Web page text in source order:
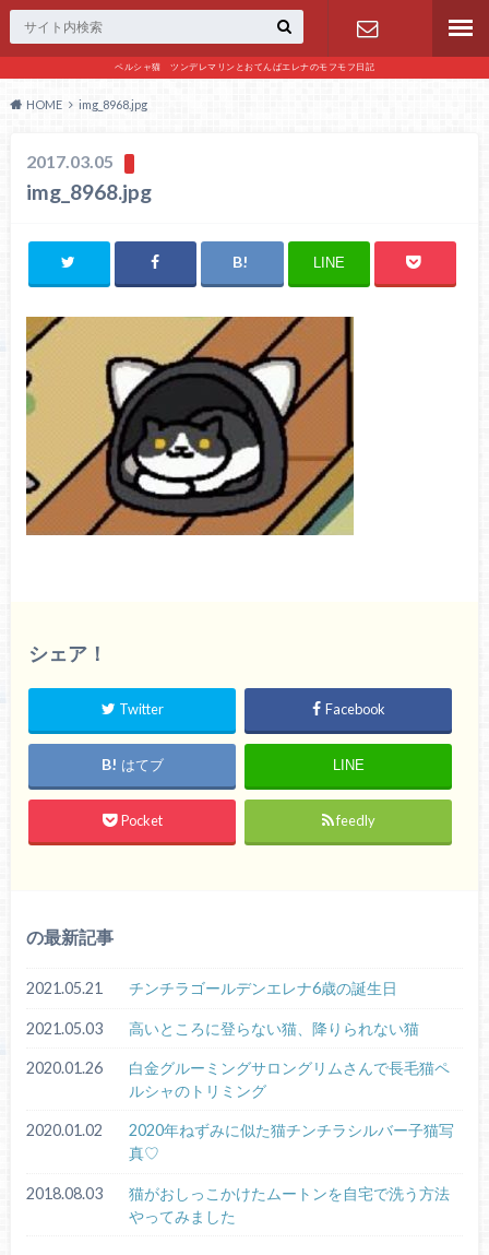
ペルシャ猫 ツンデレマリンとおてんばエレナのモフモフ日記
お問い合わ
HOME img_8968.jpg
2017.03.05
img_8968.jpg
LINE
シェア！
Twitter Facebook
はてブ LINE
Pocket feedly
の最新記事
2021.05.21 チンチラゴールデンエレナ6歳の誕生日
2021.05.03 高いところに登らない猫、降りられない猫
2020.01.26
白金グルーミングサロングリムさんで長毛猫ペ
ルシャのトリミング
2020.01.02
2020年ねずみに似た猫チンチラシルバー子猫写
真♡
2018.08.03
猫がおしっこかけたムートンを自宅で洗う方法
やってみました